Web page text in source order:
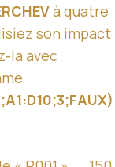
à quatre
son impact
la avec